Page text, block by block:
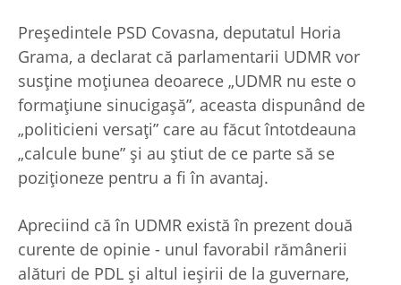
Președintele PSD Covasna, deputatul Horia
Grama, a declarat că parlamentarii UDMR vor
susține moțiunea deoarece „UDMR nu este o
formațiune sinucigașă”, aceasta dispunând de
„politicieni versaţi” care au făcut întotdeauna
„calcule bune” şi au ştiut de ce parte să se
poziţioneze pentru a fi în avantaj.
Apreciind că în UDMR există în prezent două
curente de opinie - unul favorabil rămânerii
alături de PDL și altul ieșirii de la guvernare,